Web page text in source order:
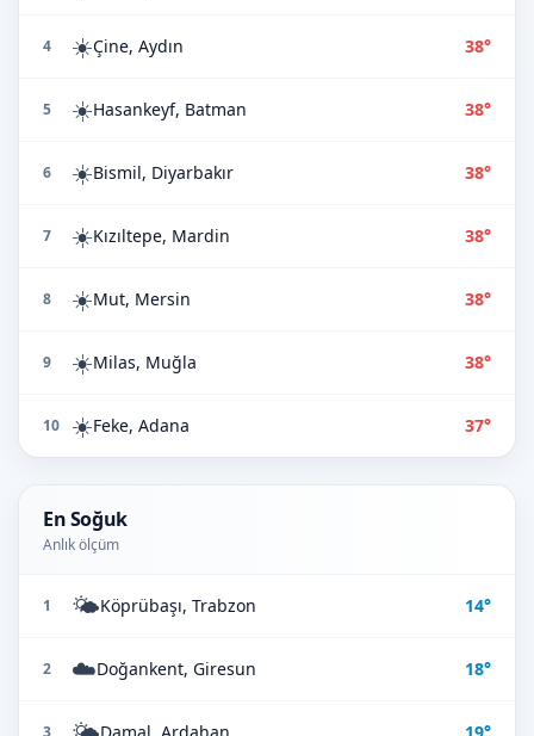
4 ☀️Çine, Aydın 38°
5 ☀️Hasankeyf, Batman 38°
6 ☀️Bismil, Diyarbakır 38°
7 ☀️Kızıltepe, Mardin 38°
8 ☀️Mut, Mersin 38°
9 ☀️Milas, Muğla 38°
10 ☀️Feke, Adana 37°
En Soğuk
Anlık ölçüm
1 🌤️Köprübaşı, Trabzon 14°
2 ☁️Doğankent, Giresun 18°
3